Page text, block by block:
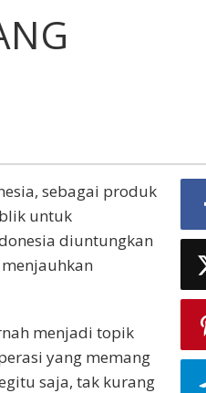
sebagai produk
untuk
diuntungkan
menjadi topik
yang memang
saja, tak kurang